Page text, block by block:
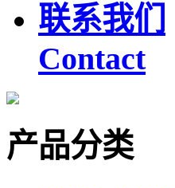
联系我们
Contact
产品分类